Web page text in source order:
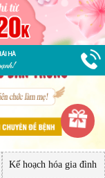
Kế hoạch hóa gia đình